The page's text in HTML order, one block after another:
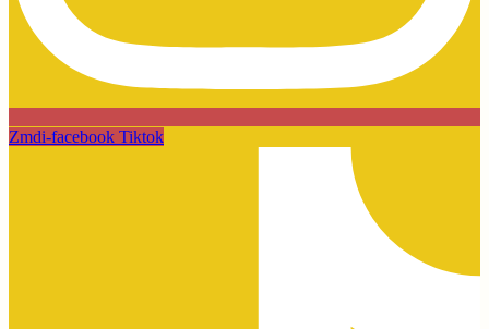
Zmdi-facebook Tiktok